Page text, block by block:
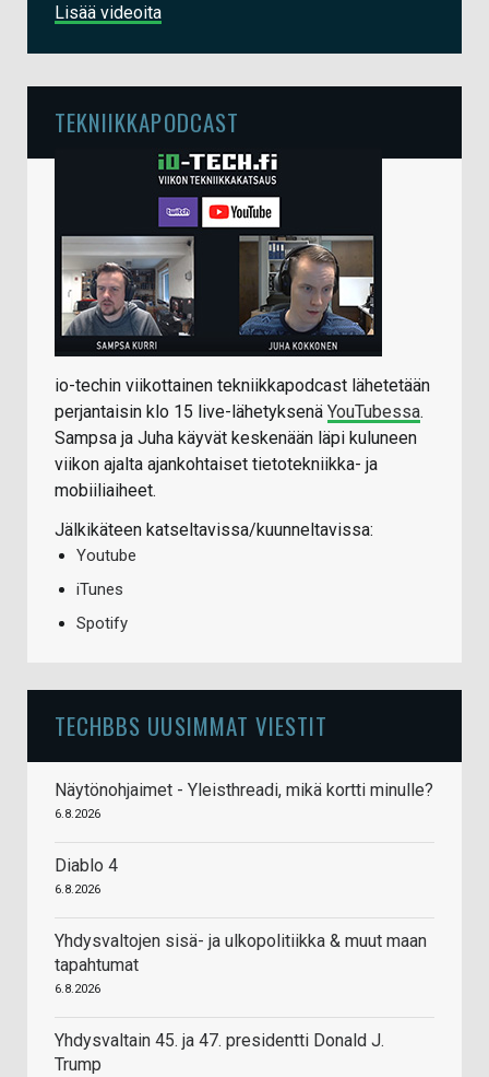
Lisää videoita
TEKNIIKKAPODCAST
io-techin viikottainen tekniikkapodcast lähetetään
perjantaisin klo 15 live-lähetyksenä YouTubessa.
Sampsa ja Juha käyvät keskenään läpi kuluneen
viikon ajalta ajankohtaiset tietotekniikka- ja
mobiiliaiheet.
Jälkikäteen katseltavissa/kuunneltavissa:
Youtube
iTunes
Spotify
TECHBBS UUSIMMAT VIESTIT
Näytönohjaimet - Yleisthreadi, mikä kortti minulle?
6.8.2026
Diablo 4
6.8.2026
Yhdysvaltojen sisä- ja ulkopolitiikka & muut maan
tapahtumat
6.8.2026
Yhdysvaltain 45. ja 47. presidentti Donald J.
Trump